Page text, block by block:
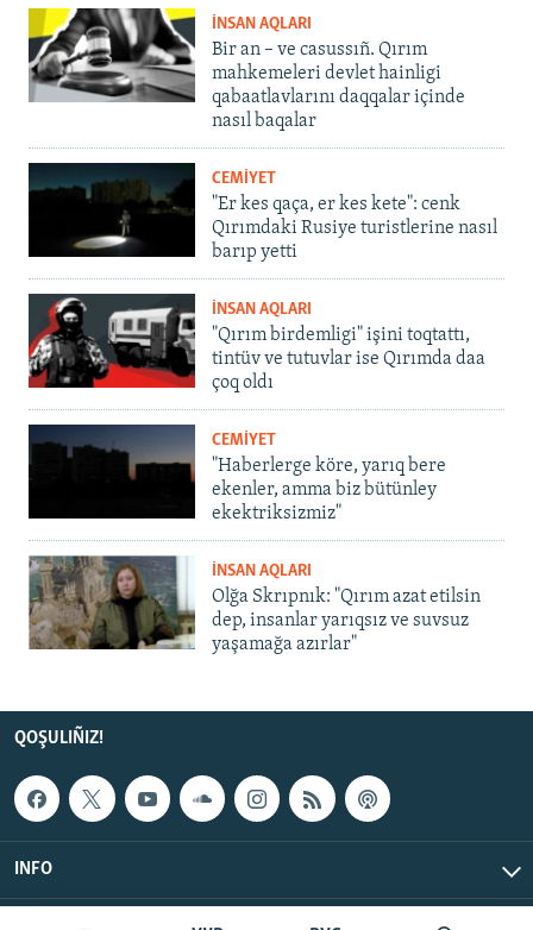
İNSAN AQLARI
Bir an – ve casussıñ. Qırım
mahkemeleri devlet hainligi
qabaatlavlarını daqqalar içinde
nasıl baqalar
CEMİYET
"Er kes qaça, er kes kete": cenk
Qırımdaki Rusiye turistlerine nasıl
barıp yetti
İNSAN AQLARI
"Qırım birdemligi" işini toqtattı,
tintüv ve tutuvlar ise Qırımda daa
çoq oldı
CEMİYET
"Haberlerge köre, yarıq bere
ekenler, amma biz bütünley
ekektriksizmiz"
İNSAN AQLARI
Olğa Skrıpnık: "Qırım azat etilsin
dep, insanlar yarıqsız ve suvsuz
yaşamağa azırlar"
QOŞULIÑIZ!
INFO